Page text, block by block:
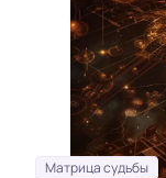
Матрица судьбы